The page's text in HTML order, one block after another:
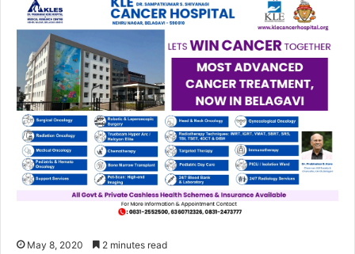
May 8, 2020 2 minutes read